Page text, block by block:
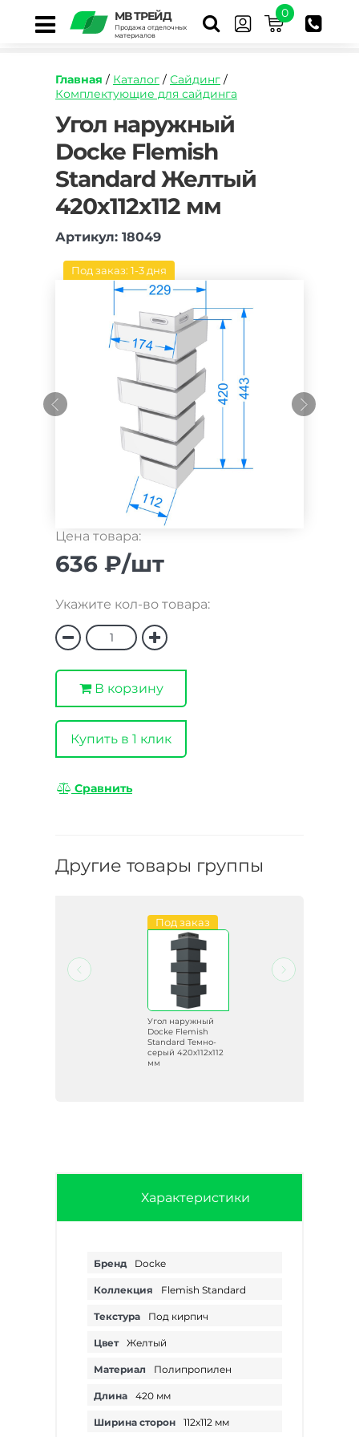
МВ ТРЕЙД
Продажа отделочных
материалов
0
Главная / Каталог / Сайдинг /
Комплектующие для сайдинга
https://mvtrade.ru/images/id/normal/ugol-
naruzhnyj-
docke-
flemish-
zheltyj.jpg
Угол наружный
Docke Flemish
Standard Желтый
420х112х112 мм
Артикул: 18049
Под заказ: 1-3 дня
Цена товара:
636 ₽/шт
Укажите кол-во товара:
В корзину
Купить в 1 клик
Сравнить
Другие товары группы
Под заказ
Угол наружный
Docke Flemish
Standard Темно-
серый 420х112х112
мм
Характеристики
Бренд Docke
Коллекция Flemish Standard
Текстура Под кирпич
Цвет Желтый
Материал Полипропилен
Длина 420 мм
Ширина сторон 112х112 мм